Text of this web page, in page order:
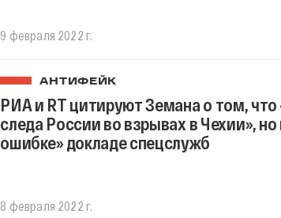
9 февраля 2022 г.
АНТИФЕЙК
РИА и RT цитируют Земана о том, что
следа России во взрывах в Чехии»,
ошибке» докладе спецслужб
8 февраля 2022 г.